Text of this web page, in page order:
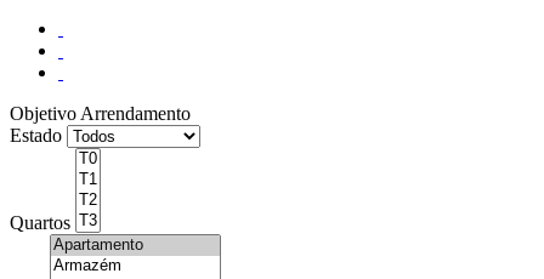
Objetivo Arrendamento
Estado
Quartos